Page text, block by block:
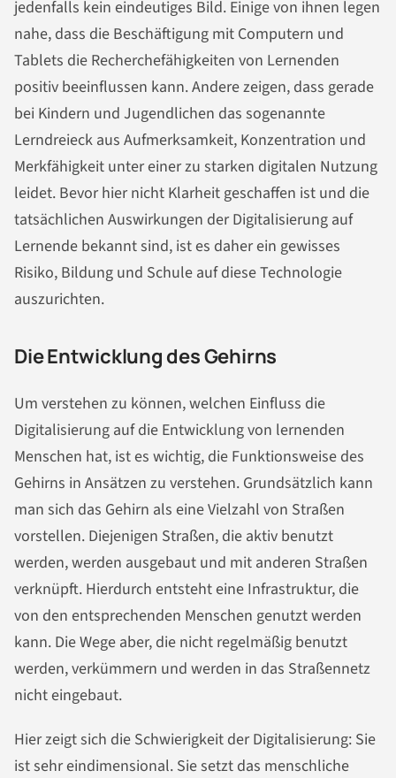
jedenfalls kein eindeutiges Bild. Einige von ihnen legen
nahe, dass die Beschäftigung mit Computern und
Tablets die Recherchefähigkeiten von Lernenden
positiv beeinflussen kann. Andere zeigen, dass gerade
bei Kindern und Jugendlichen das sogenannte
Lerndreieck aus Aufmerksamkeit, Konzentration und
Merkfähigkeit unter einer zu starken digitalen Nutzung
leidet. Bevor hier nicht Klarheit geschaffen ist und die
tatsächlichen Auswirkungen der Digitalisierung auf
Lernende bekannt sind, ist es daher ein gewisses
Risiko, Bildung und Schule auf diese Technologie
auszurichten.
Die Entwicklung des Gehirns
Um verstehen zu können, welchen Einfluss die
Digitalisierung auf die Entwicklung von lernenden
Menschen hat, ist es wichtig, die Funktionsweise des
Gehirns in Ansätzen zu verstehen. Grundsätzlich kann
man sich das Gehirn als eine Vielzahl von Straßen
vorstellen. Diejenigen Straßen, die aktiv benutzt
werden, werden ausgebaut und mit anderen Straßen
verknüpft. Hierdurch entsteht eine Infrastruktur, die
von den entsprechenden Menschen genutzt werden
kann. Die Wege aber, die nicht regelmäßig benutzt
werden, verkümmern und werden in das Straßennetz
nicht eingebaut.
Hier zeigt sich die Schwierigkeit der Digitalisierung: Sie
ist sehr eindimensional. Sie setzt das menschliche